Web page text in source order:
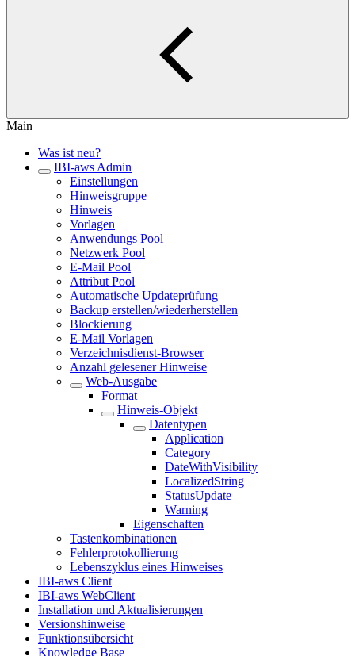
Main
Was ist neu?
IBI-aws Admin
Einstellungen
Hinweisgruppe
Hinweis
Vorlagen
Anwendungs Pool
Netzwerk Pool
E-Mail Pool
Attribut Pool
Automatische Updateprüfung
Backup erstellen/wiederherstellen
Blockierung
E-Mail Vorlagen
Verzeichnisdienst-Browser
Anzahl gelesener Hinweise
Web-Ausgabe
Format
Hinweis-Objekt
Datentypen
Application
Category
DateWithVisibility
LocalizedString
StatusUpdate
Warning
Eigenschaften
Tastenkombinationen
Fehlerprotokollierung
Lebenszyklus eines Hinweises
IBI-aws Client
IBI-aws WebClient
Installation und Aktualisierungen
Versionshinweise
Funktionsübersicht
Knowledge Base